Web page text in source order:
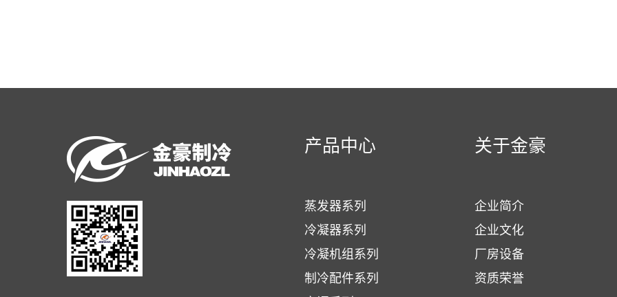
产品中心
蒸发器系列
冷凝器系列
冷凝机组系列
制冷配件系列
关于金豪
企业简介
企业文化
厂房设备
资质荣誉